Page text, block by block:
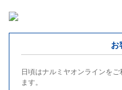
お
日頃はナルミヤオンラインを
ます。